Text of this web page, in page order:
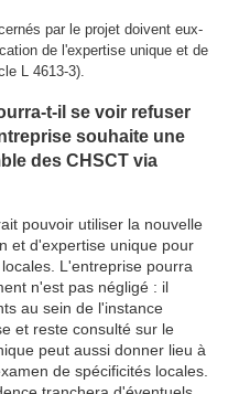
par le projet doivent eux-
de l'expertise unique et de
L 4613-3).
t-il se voir refuser
souhaite une
des CHSCT via
pouvoir utiliser la nouvelle
et d'expertise unique pour
L'entreprise pourra
n'est pas négligé : il
au sein de l'instance
et reste consulté sur le
peut aussi donner lieu à
de spécificités locales.